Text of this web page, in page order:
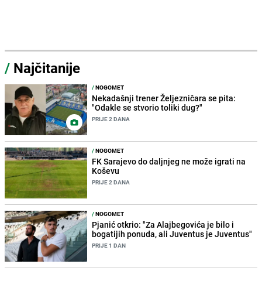
/ Najčitanije
/NOGOMET
Nekadašnji trener Željezničara se pita:
"Odakle se stvorio toliki dug?"
PRIJE 2 DANA
/NOGOMET
FK Sarajevo do daljnjeg ne može igrati na
Koševu
PRIJE 2 DANA
/NOGOMET
Pjanić otkrio: "Za Alajbegovića je bilo i
bogatijih ponuda, ali Juventus je Juventus"
PRIJE 1 DAN